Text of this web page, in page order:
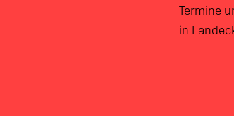
Termine
in